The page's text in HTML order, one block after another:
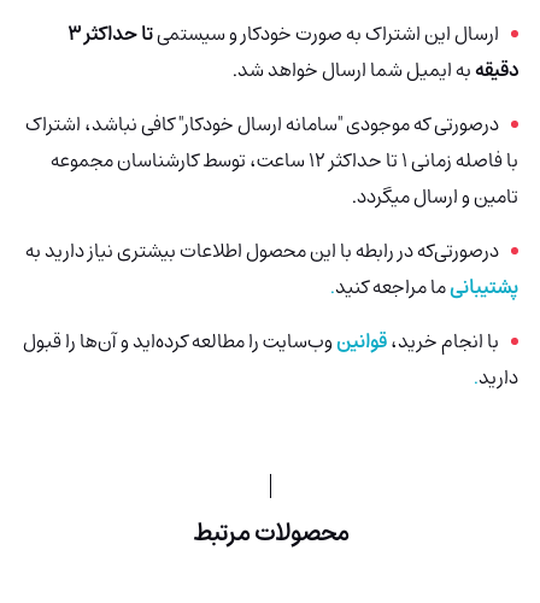
ارسال این اشتراک به صورت خودکار و سیستمی
تا حداکثر 3
دقیقهبه ایمیل شما ارسال خواهد شد.
درصورتی که موجودی "سامانه ارسال خودکار" کافی نباشد، اشتراک
با فاصله زمانی 1 تا حداکثر 12 ساعت، توسط کارشناسان مجموعه
تامین و ارسال میگردد.
درصورتی‌که در رابطه با این محصول اطلاعات بیشتری نیاز دارید به
پشتیبانیما مراجعه کنید.
با انجام خرید،قوانینوب‌سایت را مطالعه کرده‌اید و آن‌ها را قبول
دارید.
محصولات مرتبط